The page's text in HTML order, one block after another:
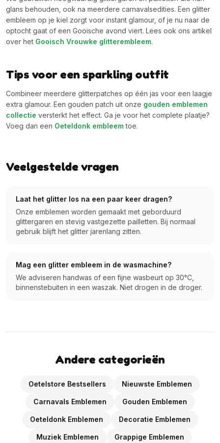
glans behouden, ook na meerdere carnavalsedities. Een glitter
embleem op je kiel zorgt voor instant glamour, of je nu naar de
optocht gaat of een Gooische avond viert. Lees ook ons artikel
over het Gooisch Vrouwke glitterembleem.
Tips voor een sparkling outfit
Combineer meerdere glitterpatches op één jas voor een laagje
extra glamour. Een gouden patch uit onze gouden emblemen
collectie versterkt het effect. Ga je voor het complete plaatje?
Voeg dan een Oeteldonk embleemtoe.
Veelgestelde vragen
Laat het glitter los na een paar keer dragen?
Onze emblemen worden gemaakt met geborduurd
glittergaren en stevig vastgezette pailletten. Bij normaal
gebruik blijft het glitter jarenlang zitten.
Mag een glitter embleem in de wasmachine?
We adviseren handwas of een fijne wasbeurt op 30°C,
binnenstebuiten in een waszak. Niet drogen in de droger.
Andere categorieën
Oetelstore Bestsellers Nieuwste Emblemen
Carnavals Emblemen Gouden Emblemen
Oeteldonk Emblemen Decoratie Emblemen
Muziek Emblemen Grappige Emblemen